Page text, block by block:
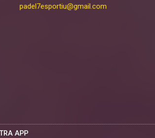
padel7esportiu@gmail.com
APP